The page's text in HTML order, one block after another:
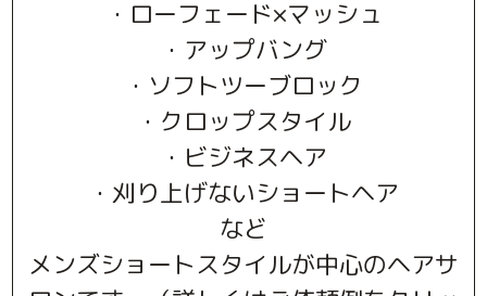
・ローフェード×マッシュ
・アップバング
・ソフトツーブロック
・クロップスタイル
・ビジネスヘア
・刈り上げないショートヘア
など
メンズショートスタイルが中心のヘアサ